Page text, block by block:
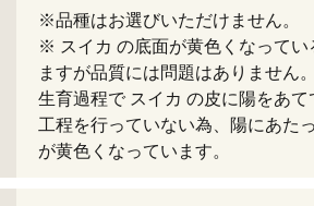
※品種はお選びいただけません。
※ スイカ の底面が黄色くなってい
ますが品質には問題はありません。
生育過程で スイカ の皮に陽をあて
工程を行っていない為、陽にあた
が黄色くなっています。